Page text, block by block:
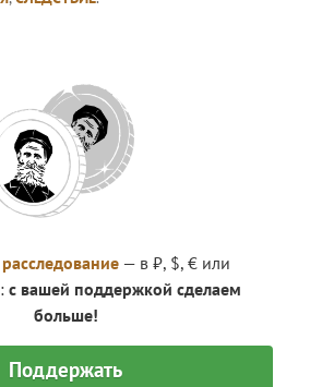
— в ₽, $, € или
с вашей поддержкой сделаем
больше!
Поддержать